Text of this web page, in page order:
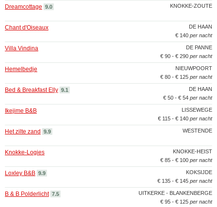
KNOKKE-ZOUTE
Dreamcottage 9.0
DE HAAN
Chant d'Oiseaux
€ 140 per nacht
DE PANNE
Villa Vindina
€ 90 - € 290 per nacht
NIEUWPOORT
Hemelbedje
€ 80 - € 125 per nacht
DE HAAN
Bed & Breakfast Elly 9.1
€ 50 - € 54 per nacht
LISSEWEGE
Ikejime B&B
€ 115 - € 140 per nacht
WESTENDE
Het zilte zand 9.9
KNOKKE-HEIST
Knokke-Logies
€ 85 - € 100 per nacht
KOKSIJDE
Loxley B&B 9.9
€ 135 - € 145 per nacht
UITKERKE - BLANKENBERGE
B & B Polderlicht 7.5
€ 95 - € 125 per nacht